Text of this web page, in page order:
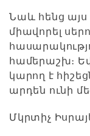
Նաև հենց այս
միավորել
համերաշխ։ Եվ
կարող է
արդեն ունի
Մկրտիչ